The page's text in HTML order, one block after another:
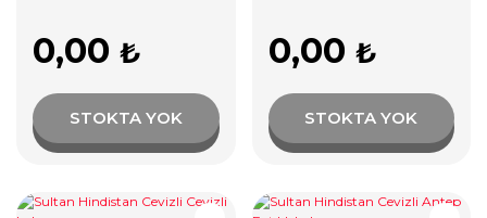
0,00 ₺
STOKTA YOK
0,00 ₺
STOKTA YOK